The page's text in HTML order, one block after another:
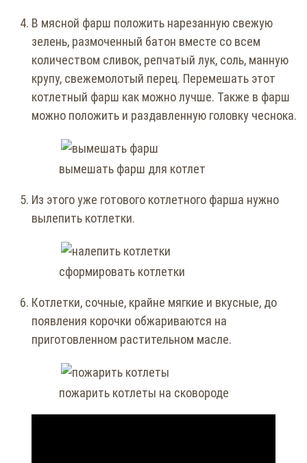
В мясной фарш положить нарезанную свежую
зелень, размоченный батон вместе со всем
количеством сливок, репчатый лук, соль, манную
крупу, свежемолотый перец. Перемешать этот
котлетный фарш как можно лучше. Также в фарш
можно положить и раздавленную головку чеснока.
вымешать фарш для котлет
Из этого уже готового котлетного фарша нужно
вылепить котлетки.
сформировать котлетки
Котлетки, сочные, крайне мягкие и вкусные, до
появления корочки обжариваются на
приготовленном растительном масле.
пожарить котлеты на сковороде